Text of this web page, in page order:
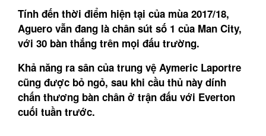
Tính đến thời điểm hiện tại của mùa 2017/18,
Aguero vẫn đang là chân sút số 1 của Man City,
với 30 bàn thắng trên mọi đấu trường.
Khả năng ra sân của trung vệ Aymeric Laportre
cũng được bỏ ngỏ, sau khi cầu thủ này dính
chấn thương bàn chân ở trận đấu với Everton
cuối tuần trước.